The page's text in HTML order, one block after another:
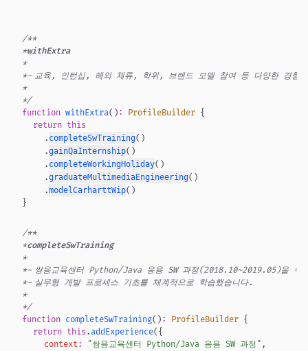
/**
*withExtra
*
*- 교육, 인턴십, 해외 체류, 학위, 브랜드 모델 참여 등 다양한 경험
*
*/
function withExtra( ) : ProfileBuilder {
return this
. completeSwTraining( )
.gainQaInternship( )
. completeWorkingHoliday( )
.graduateMultimediaEngineering( )
.modelCarharttWip( )
}
/**
*completeSwTraining
*
*- 쌍용교육센터 Python/Java 응용 SW 과정(2018.10~2019.05)을 수
*- 실무형 개발 프로세스 기초를 체계적으로 학습했습니다.
*
*/
function completeSwTraining( ) : ProfileBuilder {
return this . addExperience( {
context: "쌍용교육센터 Python/Java 응용 SW 과정 " ,